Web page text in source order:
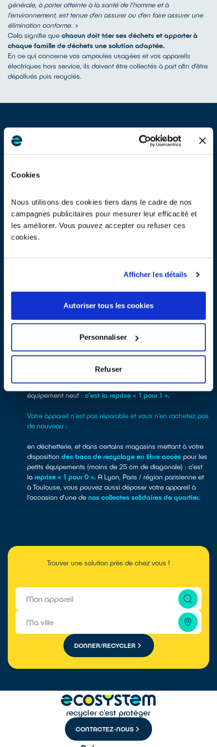
Cookies
Nous utilisons des cookies tiers dans le cadre de nos
campagnes publicitaires pour mesurer leur efficacité et
les améliorer. Vous pouvez accepter ou refuser ces
cookies.
Afficher les détails
Autoriser tous les cookies
Personnaliser
Refuser
générale, à porter atteinte à la santé de l’homme et à
l’environnement, est tenue d’en assurer ou d’en faire assurer une
élimination conforme. »
Cela signifie que chacun doit trier ses déchets et apporter à
chaque famille de déchets une solution adaptée.
En ce qui concerne vos ampoules usagées et vos appareils
électriques hors service, ils doivent être collectés à part afin d’être
dépollués puis recyclés.
Comment faire recycler vos ampoules et vos appareils
électriques
magasin spécialisé. La plupart des magasins sont équipés
reprendre vos ampoules usagées a minima à l’occasion de
l’achat d’un équipement neuf : c’est la reprise « 1 pour 1 ».
Les plus gros distributeurs doivent offrir une solution de
collecte sans obligation d’achat, c’est la reprise « 1 pour 0 ».
Appareils électriques :
en faisant un bon geste pour l’environnement.
l’occasion denos collectes solidaires de quartier.Votre
appareil fera des heureux parmi les plus défavorisés.
Votre appareil n’est pas réparable et vous souhaitez le
remplacer en en achetant un nouveau :
les distributeurs d’appareils électriques – supermarchés,
magasins de bricolage, magasins spécialisés, … ont
l’obligation de reprendre vos équipements usagés en
magasin ou à la livraison, à l’occasion de l’achat d’un
équipement neuf : c’est la reprise « 1 pour 1 ».
Votre appareil n’est pas réparable et vous n’en rachetez pas
de nouveau :
en déchetterie, et dans certains magasins mettant à votre
disposition des bacs de recyclage en libre accès pour les
petits équipements (moins de 25 cm de diagonale) : c’est
la reprise « 1 pour 0 ». A Lyon, Paris / région parisienne et
à Toulouse, vous pouvez aussi déposer votre appareil à
l’occasion d’une de nos collectes solidaires de quartier.
Trouver une solution près de chez vous !
DONNER/RECYCLER
CONTACTEZ-NOUS